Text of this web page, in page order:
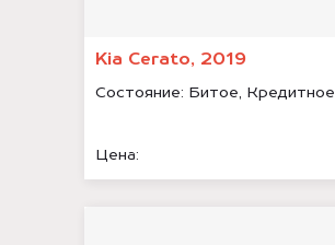
Kia Cerato, 2019
Состояние: Битое, Кредитное
Цена: